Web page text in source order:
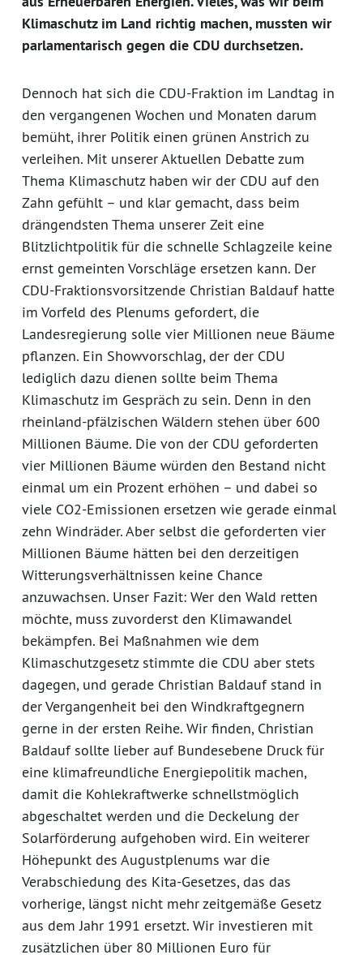
Klimaschutz im Land richtig machen, mussten wir
parlamentarisch gegen die CDU durchsetzen.
Dennoch hat sich die CDU-Fraktion im Landtag in
den vergangenen Wochen und Monaten darum
bemüht, ihrer Politik einen grünen Anstrich zu
verleihen. Mit unserer Aktuellen Debatte zum
Thema Klimaschutz haben wir der CDU auf den
Zahn gefühlt – und klar gemacht, dass beim
drängendsten Thema unserer Zeit eine
Blitzlichtpolitik für die schnelle Schlagzeile keine
ernst gemeinten Vorschläge ersetzen kann. Der
CDU-Fraktionsvorsitzende Christian Baldauf hatte
im Vorfeld des Plenums gefordert, die
Landesregierung solle vier Millionen neue Bäume
pflanzen. Ein Showvorschlag, der der CDU
lediglich dazu dienen sollte beim Thema
Klimaschutz im Gespräch zu sein. Denn in den
rheinland-pfälzischen Wäldern stehen über 600
Millionen Bäume. Die von der CDU geforderten
vier Millionen Bäume würden den Bestand nicht
einmal um ein Prozent erhöhen – und dabei so
viele CO2-Emissionen ersetzen wie gerade einmal
zehn Windräder. Aber selbst die geforderten vier
Millionen Bäume hätten bei den derzeitigen
Witterungsverhältnissen keine Chance
anzuwachsen. Unser Fazit: Wer den Wald retten
möchte, muss zuvorderst den Klimawandel
bekämpfen. Bei Maßnahmen wie dem
Klimaschutzgesetz stimmte die CDU aber stets
dagegen, und gerade Christian Baldauf stand in
der Vergangenheit bei den Windkraftgegnern
gerne in der ersten Reihe. Wir finden, Christian
Baldauf sollte lieber auf Bundesebene Druck für
eine klimafreundliche Energiepolitik machen,
damit die Kohlekraftwerke schnellstmöglich
abgeschaltet werden und die Deckelung der
Solarförderung aufgehoben wird. Ein weiterer
Höhepunkt des Augustplenums war die
Verabschiedung des Kita-Gesetzes, das das
vorherige, längst nicht mehr zeitgemäße Gesetz
aus dem Jahr 1991 ersetzt. Wir investieren mit
zusätzlichen über 80 Millionen Euro für